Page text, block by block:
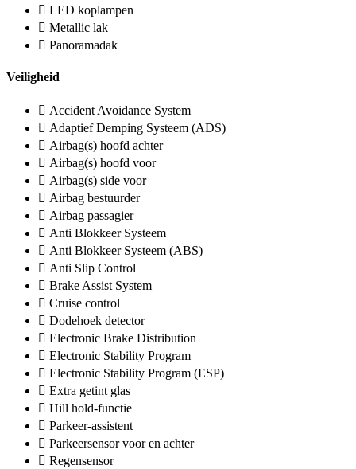
LED koplampen
Metallic lak
Panoramadak
Veiligheid
Accident Avoidance System
Adaptief Demping Systeem (ADS)
Airbag(s) hoofd achter
Airbag(s) hoofd voor
Airbag(s) side voor
Airbag bestuurder
Airbag passagier
Anti Blokkeer Systeem
Anti Blokkeer Systeem (ABS)
Anti Slip Control
Brake Assist System
Cruise control
Dodehoek detector
Electronic Brake Distribution
Electronic Stability Program
Electronic Stability Program (ESP)
Extra getint glas
Hill hold-functie
Parkeer-assistent
Parkeersensor voor en achter
Regensensor